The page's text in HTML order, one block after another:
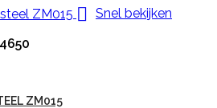
 Snel bekijken
ZM015